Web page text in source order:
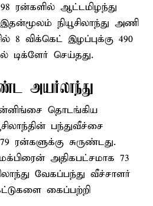
ரன்களில் ஆட்டமிழந்து
நியூசிலாந்து அணி
8 விக்கெட் இழப்புக்கு 490
டிக்ளேர் செய்தது.
அயர்லாந்து
தொடங்கிய
பந்துவீச்சை
ரன்களுக்கு சுருண்டது.
அதிகபட்சமாக 73
வேகப்பந்து வீச்சாளர்
கைப்பற்றி